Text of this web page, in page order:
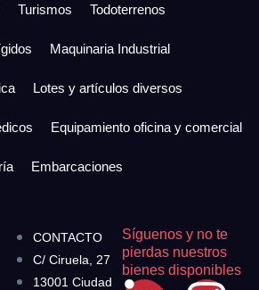
CONTACTO
C/ Ciruela, 27
13001 Ciudad
Síguenos y no te
pierdas nuestros
bienes disponibles
Turismos Todoterrenos
Maquinaria Industrial
Lotes y artículos diversos
Equipamiento oficina y comercial
Embarcaciones